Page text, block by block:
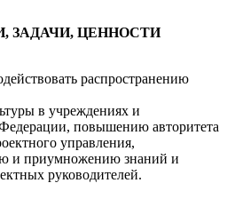
ЗАДАЧИ, ЦЕННОСТИ
распространению
в учреждениях и
повышению авторитета
управления,
и приумножению знаний и
руководителей.